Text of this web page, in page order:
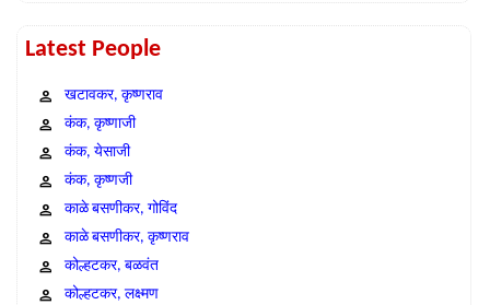
Latest People
खटावकर, कृष्णराव
कंक, कृष्णाजी
कंक, येसाजी
कंक, कृष्णजी
काळे बसणीकर, गोविंद
काळे बसणीकर, कृष्णराव
कोल्हटकर, बळवंत
कोल्हटकर, लक्ष्मण